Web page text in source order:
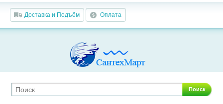
Доставка и Подъём Оплата
Поиск